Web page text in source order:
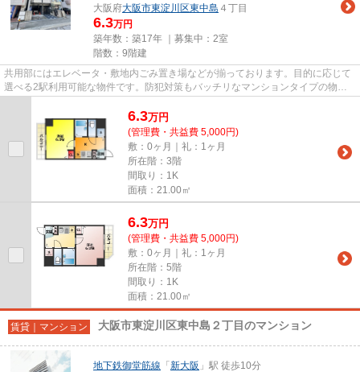
大阪府大阪市東淀川区東中島 ４丁目
6.3万円
築年数：築17年 ｜募集中： 2室
階数：9階建
共用部にはエレベータ・敷地内ごみ置き場などが揃っております。目的に応じて
選べる2駅利用可能な物件です。防犯対策もバッチリなマンションタイプの物件
6.3万円
(管理費・共益費 5,000円)
敷：0ヶ月｜礼：1ヶ月
所在階：3階
間取り：1K
面積：21.00㎡
6.3万円
(管理費・共益費 5,000円)
敷：0ヶ月｜礼：1ヶ月
所在階：5階
間取り：1K
面積：21.00㎡
賃貸｜マンション 大阪市東淀川区東中島２丁目のマンション
地下鉄御堂筋線 「 新大阪 」駅 徒歩10分